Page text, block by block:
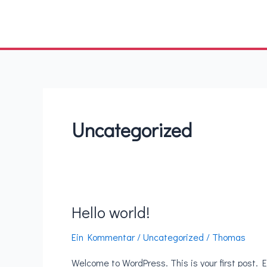
Uncategorized
Hello world!
Ein Kommentar /Uncategorized / Thomas
Welcome to WordPress. This is your first